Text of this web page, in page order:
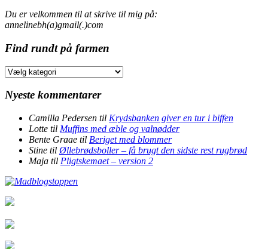
Du er velkommen til at skrive til mig på:
annelinebh(a)gmail(.)com
Find rundt på farmen
Find
på
farmen
Nyeste kommentarer
Camilla Pedersen til Krydsbanken giver en tur i biffen
Lotte til Muffins med æble og valnødder
Bente Graae til Beriget med blommer
Stine til Øllebrødsboller – få brugt den sidste rest rugbrød
Maja til Pligtskemaet – version 2